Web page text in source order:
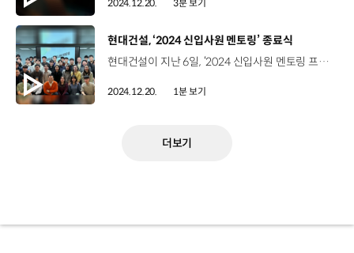
2024.12.20. 3분 보기
[동영상]
현대건설, ‘2024 신입사원 멘토링’ 종료식
현대건설이 지난 6일, ‘2024 신입사원 멘토링 프로그램’을 마무리하는 행사를 가졌습니다. 현대건설은 팀장급 멘토와 신입사원 멘티가 업무와 경력 개발의 노하우를 공유하고 유대감을 쌓는 멘토링 프로그램을 운영하고 있는데요. 이날, 50여 명의 멘토와 멘티는 그동안의 성과를 공유하고, 우수 멘토 ·멘티 시상과 함께 지난 3개월간의 활동을 마무리했습니다. 이날 행사에 앞서 멘토와 멘티들은 마지막 그룹 활동으로, 계동 본사 인근에 거주하는 어르신들을 찾아 겨울을 따뜻하고 건강하게 날 수 있는 물품을 전달하며 지역 사회와의 유대감을 강화하고 이웃사랑을 실천했습니다. 현대건설은 앞으로도 멘토링 등 다양한 프로그램을 통해 미래를 책임질 신입사원들을 응원하고 지원해 갈 계획입니다.
2024.12.20. 1분 보기
더보기